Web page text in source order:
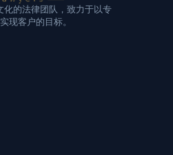
的法律团队，致力于以专
现客户的目标。